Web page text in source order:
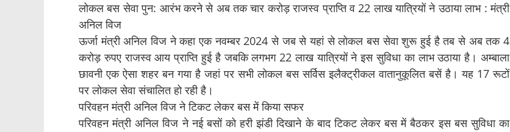
लोकल बस सेवा पुन: आरंभ करने से अब तक चार करोड़ राजस्व प्राप्ति व 22 लाख यात्रियों ने उठाया लाभ : मंत्री
अनिल विज
ऊर्जा मंत्री अनिल विज ने कहा एक नवम्बर 2024 से जब से यहां से लोकल बस सेवा शुरू हुई है तब से अब तक 4
करोड़ रुपए राजस्व आय प्राप्ति हुई है जबकि लगभग 22 लाख यात्रियों ने इस सुविधा का लाभ उठाया है। अम्बाला
छावनी एक ऐसा शहर बन गया है जहां पर सभी लोकल बस सर्विस इलैक्ट्रीकल वातानुकूलित बसें है। यह 17 रूटों
पर लोकल सेवा संचालित हो रही है।
परिवहन मंत्री अनिल विज ने टिकट लेकर बस में किया सफर
परिवहन मंत्री अनिल विज ने नई बसों को हरी झंडी दिखाने के बाद टिकट लेकर बस में बैठकर इस बस सुविधा का